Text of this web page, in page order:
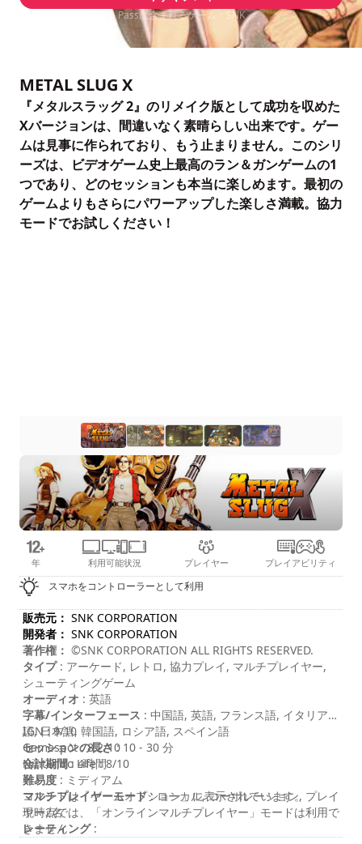
Passに含まれるゲーム：SNK
METAL SLUG X
『メタルスラッグ 2』のリメイク版として成功を収めた
Xバージョンは、間違いなく素晴らしい出来です。ゲー
ムは見事に作られており、もう止まりません。このシリ
ーズは、ビデオゲーム史上最高のラン＆ガンゲームの1
つであり、どのセッションも本当に楽しめます。最初の
ゲームよりもさらにパワーアップした楽しさ満載。協力
モードでお試しください！
年 利用可能状況 プレイヤー プレイアビリティ
スマホをコントローラーとして利用
販売元： SNK CORPORATION
開発者： SNK CORPORATION
著作権： ©SNK CORPORATION ALL RIGHTS RESERVED.
タイプ: アーケード, レトロ, 協力プレイ, マルチプレイヤー,
シューティングゲーム
オーディオ : 英語
字幕/インターフェース : 中国語, 英語, フランス語, イタリア
語, 日本語, 韓国語, ロシア語, スペイン語
セッションの長さ: 10 - 30 分
合計期間: 4時間
難易度 : ミディアム
マルチプレイヤーモード: ローカル, コーポレーション, プレイ
ヤー2名
レーティング:
IGN : 9/10
Gamespot : 8.2/10
Nintendo Life : 8/10
コマンドは「ゲームオプション」に表示されています。
現時点では、「オンラインマルチプレイヤー」モードは利用で
きません